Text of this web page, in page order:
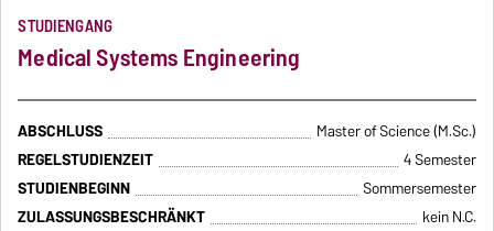
STUDIENGANG
Medical Systems Engineering
ABSCHLUSS
Master of Science (M.Sc.)
REGELSTUDIENZEIT
4 Semester
STUDIENBEGINN
Sommersemester
ZULASSUNGSBESCHRÄNKT
kein N.C.